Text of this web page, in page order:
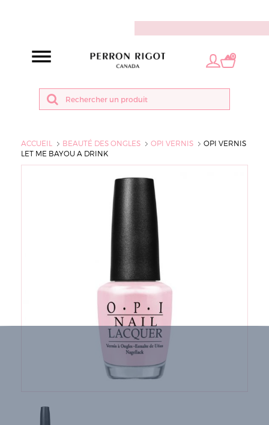
0
ACCUEIL BEAUTÉ DES ONGLES OPI VERNIS
OPI VERNIS
LET ME BAYOU A DRINK